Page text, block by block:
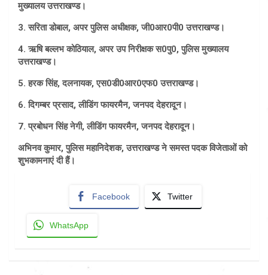
मुख्यालय उत्तराखण्ड।
3. सरिता डोबाल, अपर पुलिस अधीक्षक, जी0आर0पी0 उत्तराखण्ड।
4. ऋषि बल्लभ कोठियाल, अपर उप निरीक्षक स0पु0, पुलिस मुख्यालय
उत्तराखण्ड।
5. हरक सिंह, दलनायक, एस0डी0आर0एफ0 उत्तराखण्ड।
6. दिगम्बर प्रसाद, लीडिंग फायरमैन, जनपद देहरादून।
7. प्रबोधन सिंह नेगी, लीडिंग फायरमैन, जनपद देहरादून।
अभिनव कुमार, पुलिस महानिदेशक, उत्तराखण्ड ने समस्त पदक विजेताओं को
शुभकामनाएं दी हैं।
Facebook Twitter
WhatsApp